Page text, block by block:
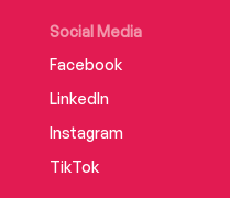
Social Media
Facebook
LinkedIn
Instagram
TikTok